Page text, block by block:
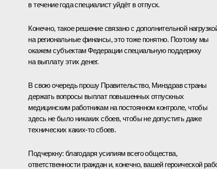
в течение года специалист уйдёт в отпуск.
Конечно, такое решение связано с дополнительной
на региональные финансы, это тоже понятно. Поэтому мы
окажем субъектам Федерации специальную поддержку
на выплату этих денег.
В свою очередь прошу Правительство, Минздрав страны
держать вопросы выплат повышенных отпускных
медицинским работникам на постоянном контроле, чтобы
здесь не было никаких сбоев, чтобы не допустить даже
технических каких-то сбоев.
Подчеркну: благодаря усилиям всего общества,
ответственности граждан и, конечно, вашей героической